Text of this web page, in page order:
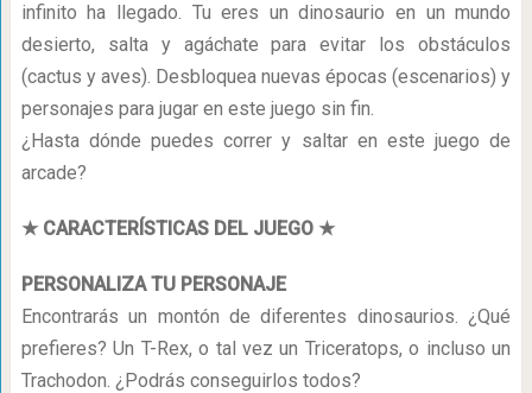
infinito ha llegado. Tu eres un dinosaurio en un mundo
desierto, salta y agáchate para evitar los obstáculos
(cactus y aves). Desbloquea nuevas épocas (escenarios) y
personajes para jugar en este juego sin fin.
¿Hasta dónde puedes correr y saltar en este juego de
arcade?
★ CARACTERÍSTICAS DEL JUEGO ★
PERSONALIZA TU PERSONAJE
Encontrarás un montón de diferentes dinosaurios. ¿Qué
prefieres? Un T-Rex, o tal vez un Triceratops, o incluso un
Trachodon. ¿Podrás conseguirlos todos?